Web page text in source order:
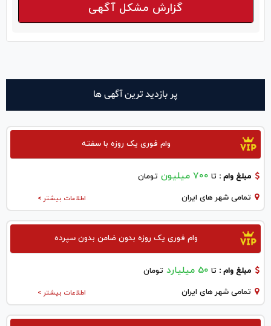
گزارش مشکل آگهی
پر بازدید ترین آگهی ها
وام فوری یک روزه با سفته
مبلغ وام : تا 700 میلیون تومان
اطلاعات بیشتر > تمامی شهر های ایران
وام فوری یک روزه بدون ضامن بدون سپرده
مبلغ وام : تا 50 میلیارد تومان
اطلاعات بیشتر > تمامی شهر های ایران